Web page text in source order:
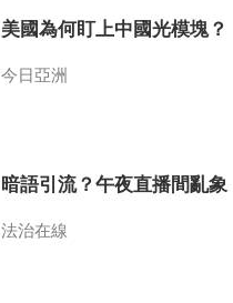
2016-09-22 11:36:10
美國為何盯上中國光模塊？
今日亞洲
暗語引流？午夜直播間亂象
法治在線